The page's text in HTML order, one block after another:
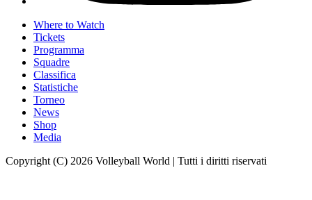
Where to Watch
Tickets
Programma
Squadre
Classifica
Statistiche
Torneo
News
Shop
Media
Copyright (C) 2026 Volleyball World | Tutti i diritti riservati